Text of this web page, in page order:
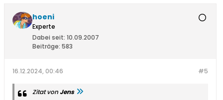
hoeni
Experte
Dabei seit: 10.09.2007
Beiträge: 583
#5
16.12.2024, 00:46
Zitat von Jens